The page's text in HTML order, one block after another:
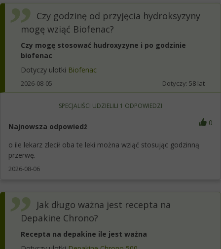
Czy godzinę od przyjęcia hydroksyzyny
mogę wziąć Biofenac?
Czy mogę stosować hudroxyzyne i po godzinie
biofenac
Dotyczy ulotki Biofenac
2026-08-05 Dotyczy: 58 lat
SPECJALIŚCI UDZIELILI 1 ODPOWIEDZI
Najnowsza odpowiedź 0
o ile lekarz zlecił oba te leki można wziąć stosując godzinną
przerwę.
2026-08-06
Jak długo ważna jest recepta na
Depakine Chrono?
Recepta na depakine ile jest ważna